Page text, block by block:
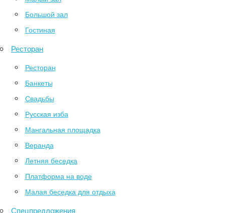
Большой зал
Гостиная
Ресторан
Ресторан
Банкеты
Свадьбы
Русская изба
Мангальная площадка
Веранда
Летняя беседка
Платформа на воде
Малая беседка для отдыха
Спецпредложения